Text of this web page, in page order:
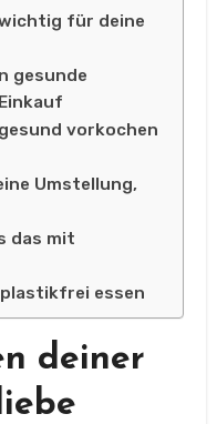
für deine
gesunde
vorkochen
Umstellung,
das mit
essen
deiner